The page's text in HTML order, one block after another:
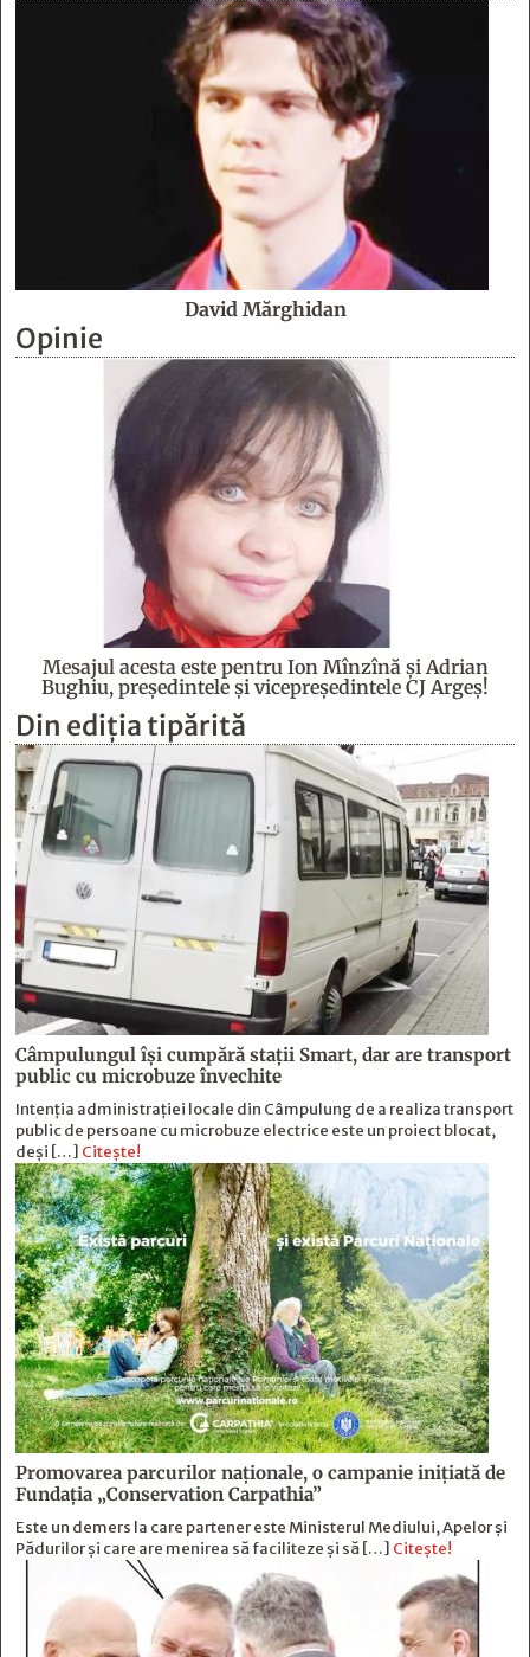
David Mărghidan
Opinie
Mesajul acesta este pentru Ion Mînzînă şi Adrian
Bughiu, preşedintele şi vicepreşedintele CJ Argeş!
Din ediția tipărită
Câmpulungul îşi cumpără staţii Smart, dar are transport
public cu microbuze învechite
Intenția administrației locale din Câmpulung de a realiza transport
public de persoane cu microbuze electrice este un proiect blocat,
deși […] Citește!
Promovarea parcurilor naționale, o campanie inițiată de
Fundația „Conservation Carpathia”
Este un demers la care partener este Ministerul Mediului, Apelor și
Pădurilor și care are menirea să faciliteze și să […] Citește!